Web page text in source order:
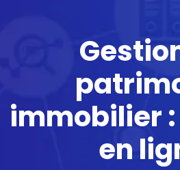
immobilier
en